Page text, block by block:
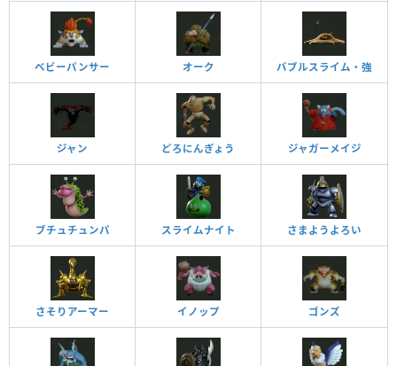
ベビーパンサー オーク バブルスライム・強
ジャン どろにんぎょう ジャガーメイジ
ブチュチュンパ スライムナイト さまようよろい
さそりアーマー イノップ ゴンズ